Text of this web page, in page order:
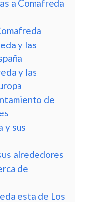
a Comafreda
y las
y las
de
y sus
alrededores
de
esta de Los